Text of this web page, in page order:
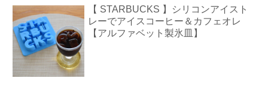
【 STARBUCKS 】シリコンアイスト
レーでアイスコーヒー＆カフェオレ
【アルファベット製氷皿】